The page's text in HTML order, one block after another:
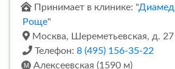
Принимает в клинике: "
Роще"
Москва, Шереметьевская, д. 27
Телефон: 8 (495) 156-35-22
Алексеевская (1590 м)